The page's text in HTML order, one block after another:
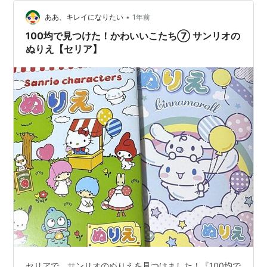
ああ、キレイになりたい • 1年前
100均で見つけた！かわいいこたち⑦ サンリオの
ぬりえ【セリア】